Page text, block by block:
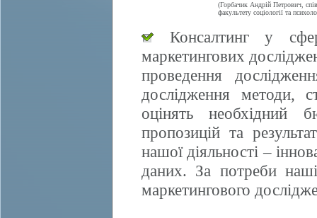
(Горбачик Андрій Петрович,
факультету соціології та
Консалтинг у
маркетингових
проведення
дослідження методи,
оцінять необхідний
пропозицій та
нашої діяльності –
даних. За потреби
маркетингового